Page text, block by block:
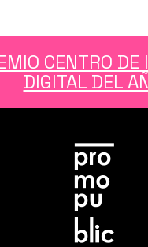
CENTRO DE
DIGITAL DEL